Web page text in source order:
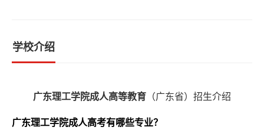
学校介绍
广东理工学院成人高等教育 （广东省）招生介绍
广东理工学院成人高考有哪些专业？